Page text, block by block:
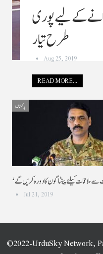
کے لیے پوری
طرح تیار
Aug 25, 2019
READ MORE...
پاکستان
Jul 21, 2019
©2022-UrduSky Network,